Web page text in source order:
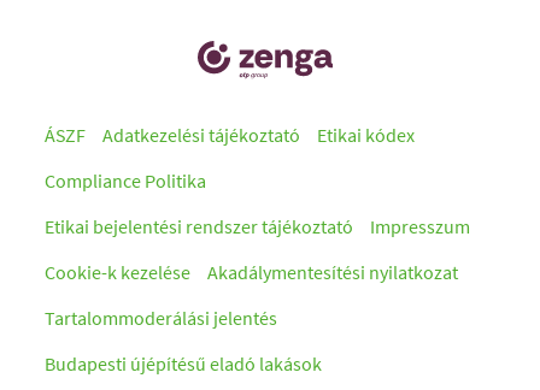
ÁSZF Adatkezelési tájékoztató
Etikai kódex
Compliance Politika
Etikai bejelentési rendszer tájékoztató
Impresszum
Cookie-k kezelése
Akadálymentesítési nyilatkozat
Tartalommoderálási jelentés
Budapesti újépítésű eladó lakások